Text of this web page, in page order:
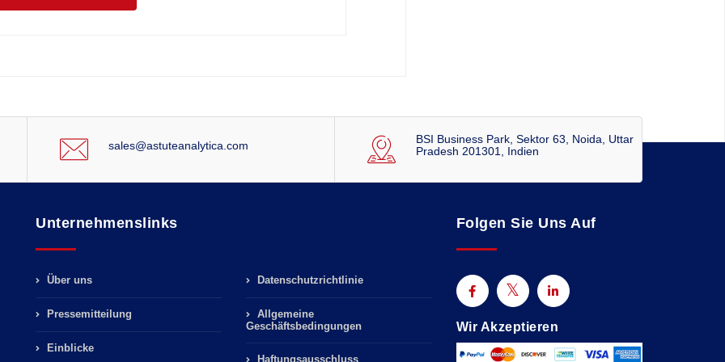
sales@astuteanalytica.com
BSI Business Park, Sektor 63, Noida, Uttar
Pradesh 201301, Indien
Unternehmenslinks
Über uns
Pressemitteilung
Einblicke
Datenschutzrichtlinie
Allgemeine
Geschäftsbedingungen
Haftungsausschluss
Folgen Sie Uns Auf
Wir Akzeptieren